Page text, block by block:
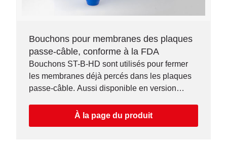
Bouchons pour membranes des plaques
passe-câble, conforme à la FDA
Bouchons ST-B-HD sont utilisés pour fermer
les membranes déjà percés dans les plaques
passe-câble. Aussi disponible en version
À la page du produit